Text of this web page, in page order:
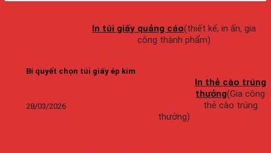
Bí quyết chọn túi giấy ép kim
28/03/2026
In túi giấy quảng cáo(thiết kế, in ấn, gia
công thành phẩm)
In thẻ cào trúng
thưởng(Gia công
thẻ cào trúng
thưởng)